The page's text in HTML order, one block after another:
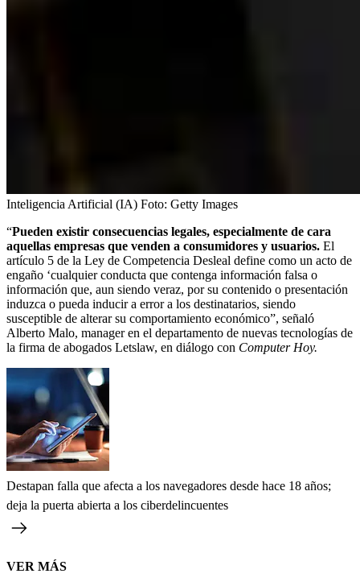
Inteligencia Artificial (IA) Foto: Getty Images
“Pueden existir consecuencias legales, especialmente de cara
aquellas empresas que venden a consumidores y usuarios. El
artículo 5 de la Ley de Competencia Desleal define como un acto de
engaño ‘cualquier conducta que contenga información falsa o
información que, aun siendo veraz, por su contenido o presentación
induzca o pueda inducir a error a los destinatarios, siendo
susceptible de alterar su comportamiento económico”, señaló
Alberto Malo, manager en el departamento de nuevas tecnologías de
la firma de abogados Letslaw, en diálogo con Computer Hoy.
Destapan falla que afecta a los navegadores desde hace 18 años;
deja la puerta abierta a los ciberdelincuentes
VER MÁS